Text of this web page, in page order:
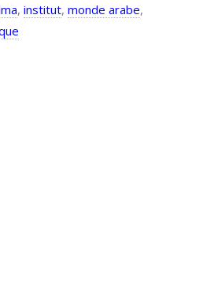
, institut, monde arabe,